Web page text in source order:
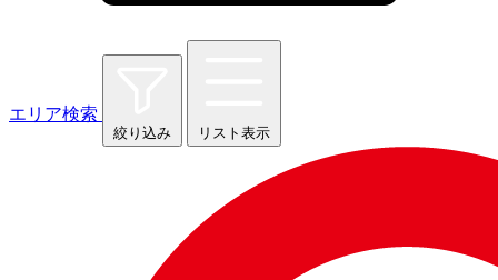
エリア検索
絞り込み リスト表示